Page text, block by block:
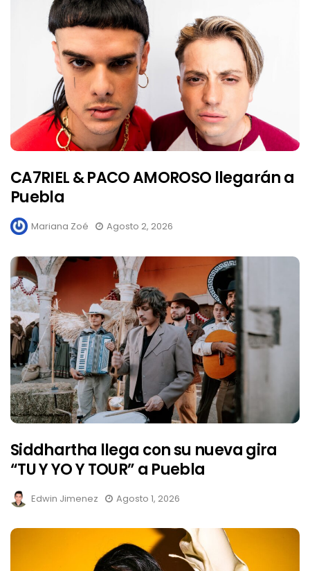
CA7RIEL & PACO AMOROSO llegarán a
Puebla
Mariana Zoé Agosto 2, 2026
Siddhartha llega con su nueva gira
“TU Y YO Y TOUR” a Puebla
Edwin Jimenez Agosto 1, 2026